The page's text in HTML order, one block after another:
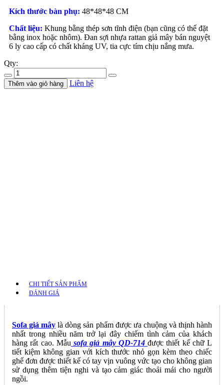
Kích thước bàn phụ: 48*48*48 CM
Chất liệu: Khung bằng thép sơn tĩnh điện (bạn cũng có thể đặt
bằng inox hoặc nhôm). Đan sợi nhựa rattan giả mây bán nguyệt
6 ly cao cấp có chất kháng UV, tia cực tím chịu nắng mưa.
Qty:
Thêm vào giỏ hàng Liên hệ
CHI TIẾT SẢN PHẨM
ĐÁNH GIÁ
Sofa giả mây là dòng sản phẩm được ưa chuộng và thịnh hành
nhất trong nhiều năm trở lại đây chiếm tình cảm của khách
hàng rất cao. Mẫu sofa giả mây QD-714 được thiết kế chữ L
tiết kiệm không gian với kích thước nhỏ gọn kèm theo chiếc
ghế đơn được thiết kế có tay vịn vuông vức tạo cho không gian
sử dụng thêm tiện nghi và tạo cảm giác thoải mái cho người
ngồi.